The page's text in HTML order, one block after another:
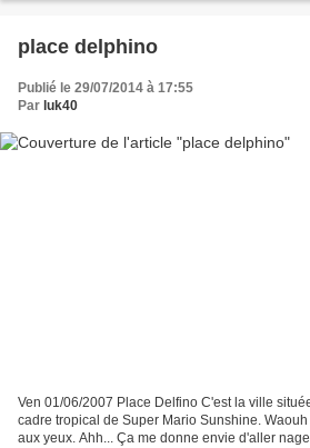
place delphino
Publié le 29/07/2014 à 17:55
Par luk40
Ven 01/06/2007 Place Delfino C'est la ville
cadre tropical de Super Mario Sunshine.
aux yeux. Ahh... Ça me donne envie d'aller